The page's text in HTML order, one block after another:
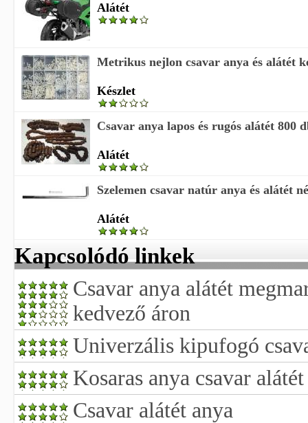
Alátét
Metrikus nejlon csavar anya és alátét
Készlet
Csavar anya lapos és rugós alátét 800
Alátét
Szelemen csavar natúr anya és alátét
Alátét
Kapcsolódó linkek
Csavar anya alátét
kedvező áron
Univerzális kipufogó
Kosaras anya csavar alátét
Csavar alátét anya